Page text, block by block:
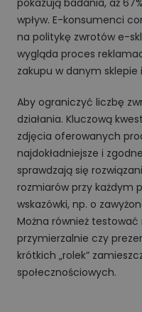
wpływ. E-konsumenci
na politykę zwrotów e-
wygląda proces
zakupu w danym
Aby ograniczyć liczbę
działania. Kluczową
zdjęcia oferowanych
najdokładniejsze i
sprawdzają się
rozmiarów przy każdym
wskazówki, np. o
Można również
przymierzalnie czy
krótkich „rolek”
społecznościowych.